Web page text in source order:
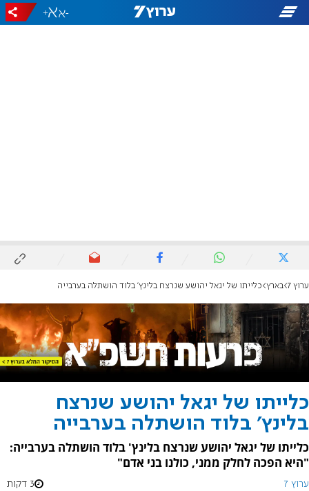
-
+
ערוץ 7 בארץ כלייתו של יגאל יהושע שנרצח בלינץ' בלוד הושתלה בערבייה
כלייתו של יגאל יהושע שנרצח
בלינץ' בלוד הושתלה בערבייה
כלייתו של יגאל יהושע שנרצח בלינץ' בלוד הושתלה בערבייה:
"היא הפכה לחלק ממני, כולנו בני אדם"
ערוץ 7 3 דקות